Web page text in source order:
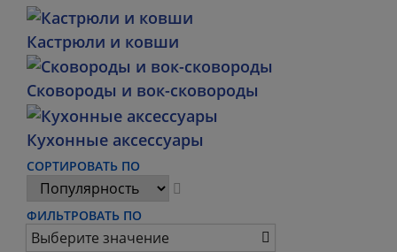
Кастрюли и ковши
Сковороды и вок-сковороды
Кухонные аксессуары
СОРТИРОВАТЬ ПО
ФИЛЬТРОВАТЬ ПО
Выберите значение